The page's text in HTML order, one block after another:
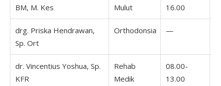
BM, M. Kes
Mulut
16.00
drg. Priska Hendrawan,
Sp. Ort
Orthodonsia —
dr. Vincentius Yoshua, Sp.
KFR
Rehab
Medik
08.00-
13.00